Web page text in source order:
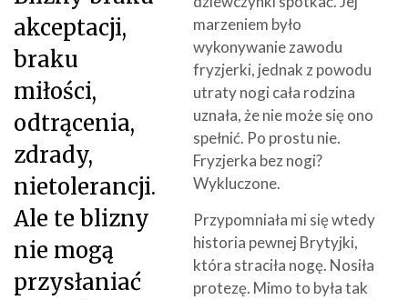
akceptacji,
braku
miłości,
odtrącenia,
zdrady,
nietolerancji.
Ale te blizny
nie mogą
przysłaniać
marzeniem było
wykonywanie zawodu
fryzjerki, jednak z powodu
utraty nogi cała rodzina
uznała, że nie może się ono
spełnić. Po prostu nie.
Fryzjerka bez nogi?
Wykluczone.
Przypomniała mi się wtedy
historia pewnej Brytyjki,
która straciła nogę. Nosiła
protezę. Mimo to była tak